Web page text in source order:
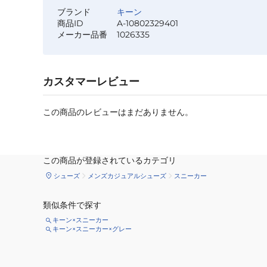
ブランド
キーン
商品ID
A-10802329401
メーカー品番
1026335
カスタマーレビュー
この商品のレビューはまだありません。
この商品が登録されているカテゴリ
シューズ メンズカジュアルシューズ スニーカー
類似条件で探す
キーン×スニーカー
キーン×スニーカー×グレー